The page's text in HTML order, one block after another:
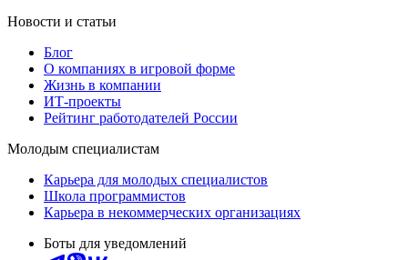
Новости и статьи
Блог
О компаниях в игровой форме
Жизнь в компании
ИТ-проекты
Рейтинг работодателей России
Молодым специалистам
Карьера для молодых специалистов
Школа программистов
Карьера в некоммерческих организациях
Боты для уведомлений